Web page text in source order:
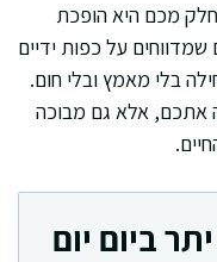
חלק מכם היא הופכת
על כפות ידיים
בלי מאמץ ובלי חום.
אתכם, אלא גם מבוכה
ביום יום